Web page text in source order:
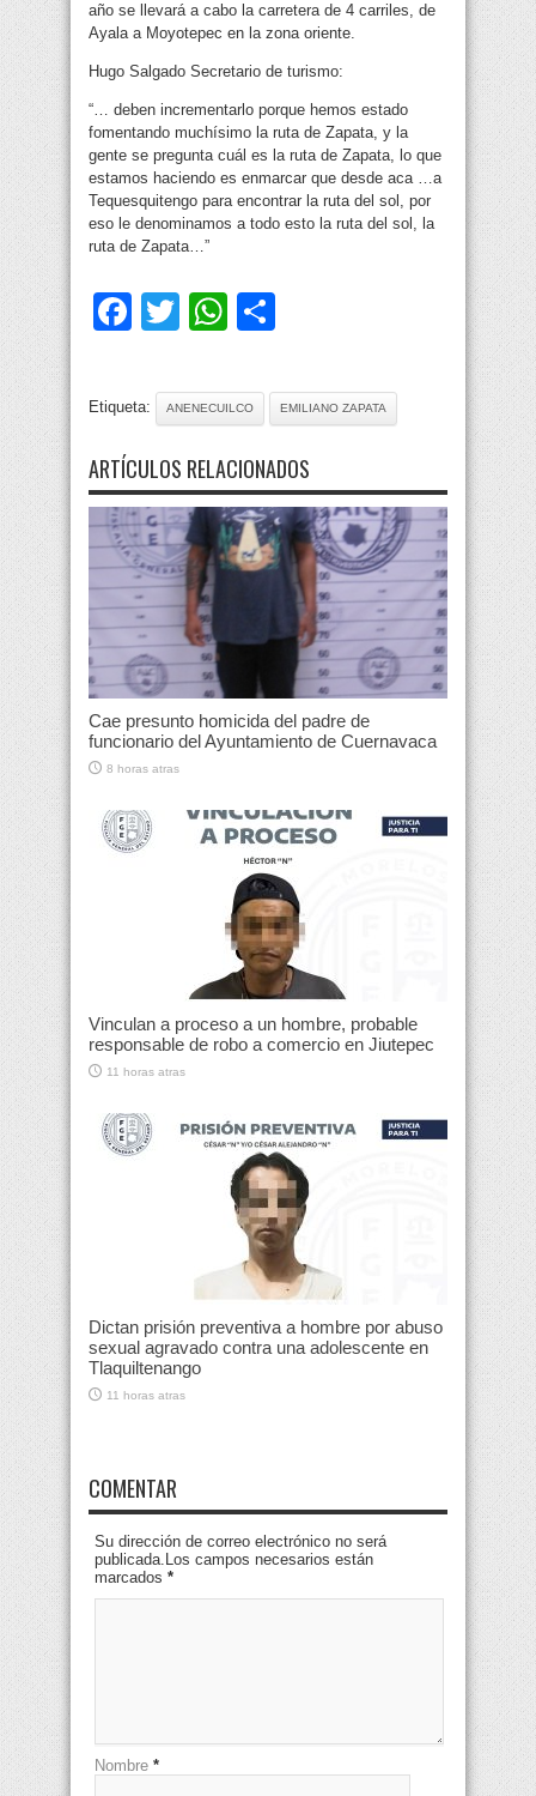
año se llevará a cabo la carretera de 4 carriles, de
Ayala a Moyotepec en la zona oriente.
Hugo Salgado Secretario de turismo:
“… deben incrementarlo porque hemos estado
fomentando muchísimo la ruta de Zapata, y la
gente se pregunta cuál es la ruta de Zapata, lo que
estamos haciendo es enmarcar que desde aca …a
Tequesquitengo para encontrar la ruta del sol, por
eso le denominamos a todo esto la ruta del sol, la
ruta de Zapata…”
Facebook
TwitterWhatsApp
Etiqueta: ANENECUILCO EMILIANO ZAPATA
ARTÍCULOS RELACIONADOS
Cae presunto homicida del padre de
funcionario del Ayuntamiento de Cuernavaca
8 horas atras
Vinculan a proceso a un hombre, probable
responsable de robo a comercio en Jiutepec
11 horas atras
Dictan prisión preventiva a hombre por abuso
sexual agravado contra una adolescente en
Tlaquiltenango
11 horas atras
COMENTAR
Su dirección de correo electrónico no será
publicada.Los campos necesarios están
marcados *
Nombre *